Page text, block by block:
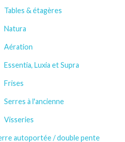
Tables & étagères
Natura
Aération
Essentia, Luxia et Supra
Frises
Serres à l'ancienne
Visseries
autoportée / double pente